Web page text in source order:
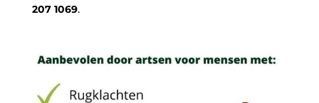
207 1069.